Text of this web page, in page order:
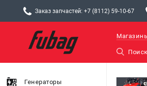
Заказ запчастей: +7 (8112) 59-10-67
Генераторы